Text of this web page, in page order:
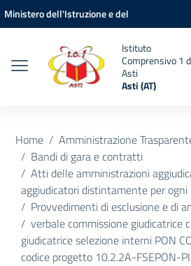
Vai ai contenuti
Vai al menu di navigazione
Vai al footer
Ministero dell'Istruzione e del
Istituto
Comprensivo 1
Asti
Asti (AT)
Home
Amministrazione
Bandi di gara e contratti
Atti delle amministrazioni
aggiudicatori distintamente per ogni
Provvedimenti di esclusione e di
verbale commissione giudicatrice
giudicatrice selezione interni PON
codice progetto 10.2.2A-FSEPON-